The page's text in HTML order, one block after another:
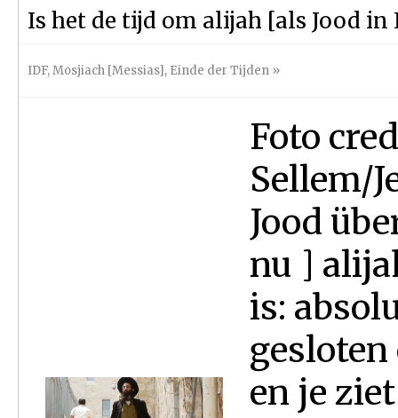
Is het de tijd om alijah [als Jood
IDF,Mosjiach [Messias], Einde der Tijden »
Foto
Sellem/
Jood
nu ]
is:
en je